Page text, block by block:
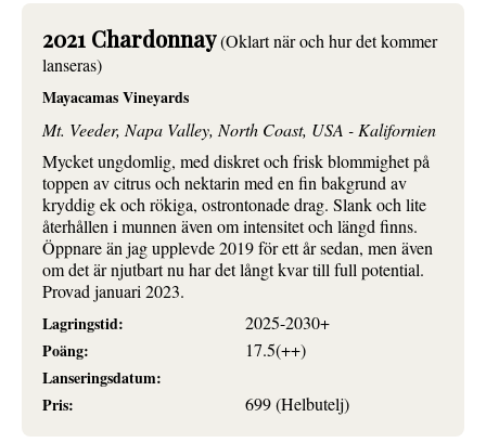
2021 Chardonnay(Oklart när och hur det kommer
lanseras)
Mayacamas Vineyards
Mt. Veeder, Napa Valley, North Coast, USA - Kalifornien
Mycket ungdomlig, med diskret och frisk blommighet på
toppen av citrus och nektarin med en fin bakgrund av
kryddig ek och rökiga, ostrontonade drag. Slank och lite
återhållen i munnen även om intensitet och längd finns.
Öppnare än jag upplevde 2019 för ett år sedan, men även
om det är njutbart nu har det långt kvar till full potential.
Provad januari 2023.
Lagringstid:
2025-2030+
Poäng:
17.5(++)
Lanseringsdatum:
Pris:
699 (Helbutelj)